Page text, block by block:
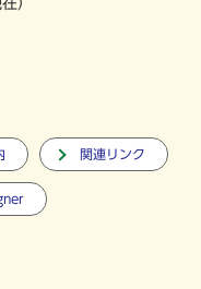
）
関連リンク